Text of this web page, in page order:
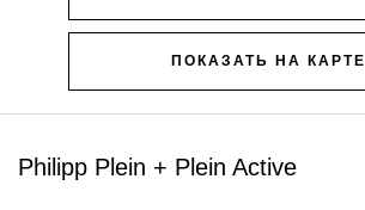
Philipp Plein + Plein Active
ПОКАЗАТЬ НА КАРТЕ